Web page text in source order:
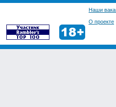
Наши
О проекте